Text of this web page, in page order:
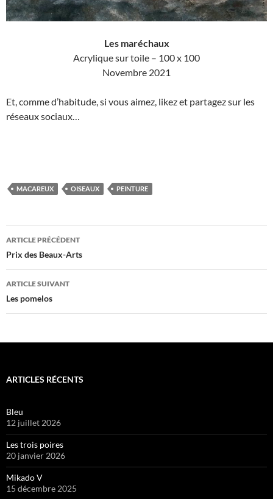
Les maréchaux
Acrylique sur toile – 100 x 100
Novembre 2021
Et, comme d’habitude, si vous aimez, likez et partagez sur les
réseaux sociaux…
MACAREUX OISEAUX PEINTURE
Navigation
des
articles
ARTICLE PRÉCÉDENT
Prix des Beaux-Arts
ARTICLE SUIVANT
Les pomelos
ARTICLES RÉCENTS
Bleu
12 juillet 2026
Les trois poires
20 janvier 2026
Mikado V
15 décembre 2025